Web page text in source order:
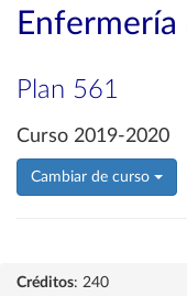
Enfermería
Plan 561
Curso 2019-2020
Cambiar de curso
Créditos: 240